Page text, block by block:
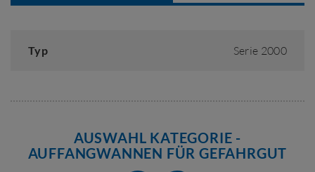
Typ Serie 2000
AUSWAHL KATEGORIE -
AUFFANGWANNEN FÜR GEFAHRGUT